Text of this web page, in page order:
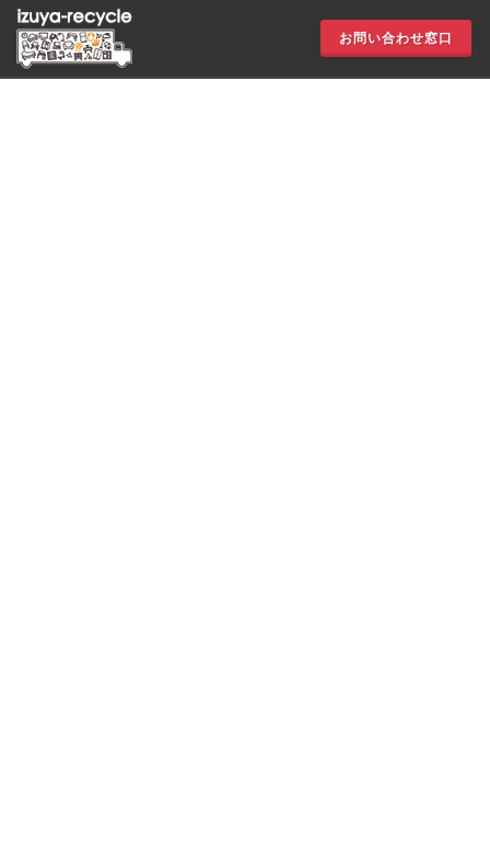
お問い合わせ窓口